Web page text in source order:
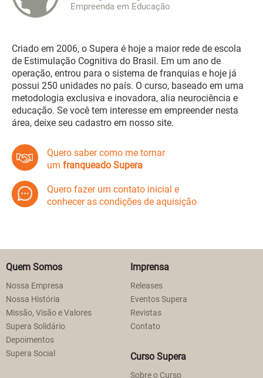
Empreenda em Educação
Criado em 2006, o Supera é hoje a maior rede de escola
de Estimulação Cognitiva do Brasil. Em um ano de
operação, entrou para o sistema de franquias e hoje já
possui 250 unidades no país. O curso, baseado em uma
metodologia exclusiva e inovadora, alia neurociência e
educação. Se você tem interesse em empreender nesta
área, deixe seu cadastro em nosso site.
Quero saber como me tornar
um franqueado Supera
Quero fazer um contato inicial e
conhecer as condições de aquisição
Quem Somos
Nossa Empresa
Nossa História
Missão, Visão e Valores
Supera Solidário
Depoimentos
Supera Social
Imprensa
Releases
Eventos Supera
Revistas
Contato
Curso Supera
Sobre o Curso